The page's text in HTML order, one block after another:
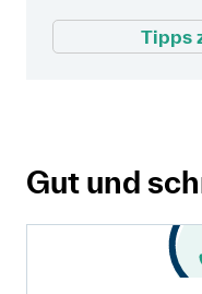
Tipps
Gut und